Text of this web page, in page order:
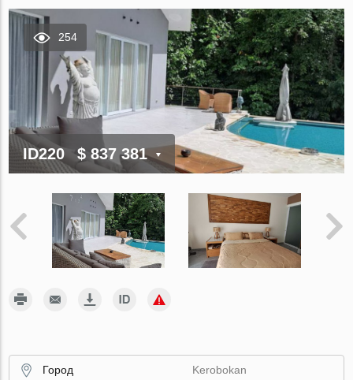
254
ID220 $ 837 381
Город
Kerobokan